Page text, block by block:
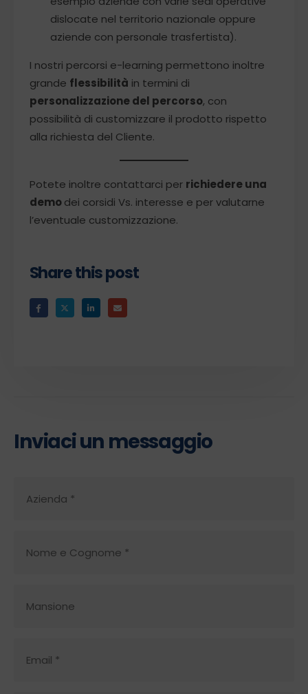
dislocate nel territorio nazionale oppure
aziende con personale trasfertista).
I nostri percorsi e-learning permettono inoltre
grande flessibilità in termini di
personalizzazione del percorso, con
possibilità di customizzare il prodotto rispetto
alla richiesta del Cliente.
Potete inoltre contattarci per richiedere una
demodei corsidi Vs. interesse e per valutarne
l’eventuale customizzazione.
Share this post
Inviaci un messaggio